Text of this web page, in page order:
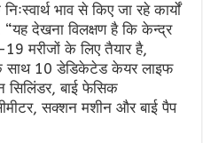
भाव से किए जा रहे कार्यों
देखना विलक्षण है कि केन्द्र
मरीजों के लिए तैयार है,
साथ 10 डेडिकेटेड केयर लाइफ
सिलिंडर, बाई फेसिक
सक्शन मशीन और बाई पैप